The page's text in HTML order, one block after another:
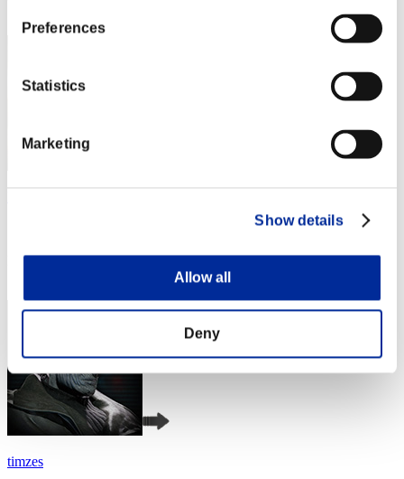
Preferences
Statistics
Marketing
Show details
Allow all
Deny
RANK
timzes